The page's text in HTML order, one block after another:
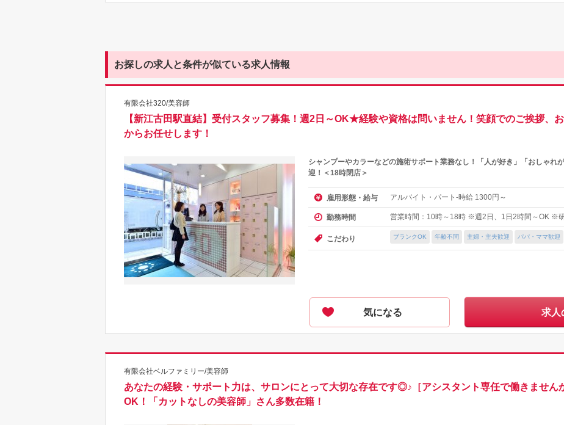
お探しの求人と条件が似ている求人情報
有限会社320/美容師
【新江古田駅直結】受付スタッフ募集！週2日～OK★経験や資格は問いません！笑顔でのご挨拶、
からお任せします！
シャンプーやカラーなどの施術サポート業務なし！「人が好き」「おしゃれ
迎！＜18時閉店＞
雇用形態・給与 アルバイト・パート-時給 1300円～
勤務時間 営業時間：10時～18時 ※週2日、1日2時間～OK ※
こだわり ブランクOK 年齢不問 主婦・主夫歓迎 パパ・ママ歓迎
気になる 求人
有限会社ベルファミリー/美容師
あなたの経験・サポート力は、サロンにとって大切な存在です◎♪［アシスタント専任で働きません
OK！「カットなしの美容師」さん多数在籍！